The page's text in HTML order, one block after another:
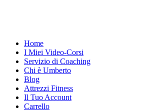
Home
I Miei Video-Corsi
Servizio di Coaching
Chi è Umberto
Blog
Attrezzi Fitness
Il Tuo Account
Carrello